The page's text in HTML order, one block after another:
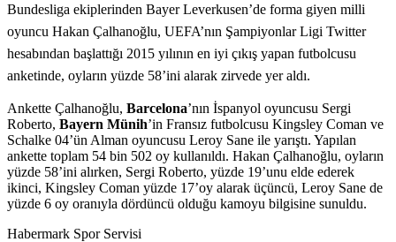
Bundesliga ekiplerinden Bayer Leverkusen’de forma giyen milli
oyuncu Hakan Çalhanoğlu, UEFA’nın Şampiyonlar Ligi Twitter
hesabından başlattığı 2015 yılının en iyi çıkış yapan futbolcusu
anketinde, oyların yüzde 58’ini alarak zirvede yer aldı.
Ankette Çalhanoğlu, Barcelona’nın İspanyol oyuncusu Sergi
Roberto, Bayern Münih’in Fransız futbolcusu Kingsley Coman ve
Schalke 04’ün Alman oyuncusu Leroy Sane ile yarıştı. Yapılan
ankette toplam 54 bin 502 oy kullanıldı. Hakan Çalhanoğlu, oyların
yüzde 58’ini alırken, Sergi Roberto, yüzde 19’unu elde ederek
ikinci, Kingsley Coman yüzde 17’oy alarak üçüncü, Leroy Sane de
yüzde 6 oy oranıyla dördüncü olduğu kamoyu bilgisine sunuldu.
Habermark Spor Servisi